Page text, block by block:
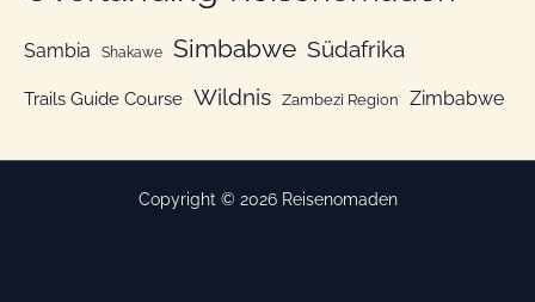
Sambia Shakawe Simbabwe Südafrika
Trails Guide Course Wildnis Zambezi Region Zimbabwe
Copyright © 2026 Reisenomaden